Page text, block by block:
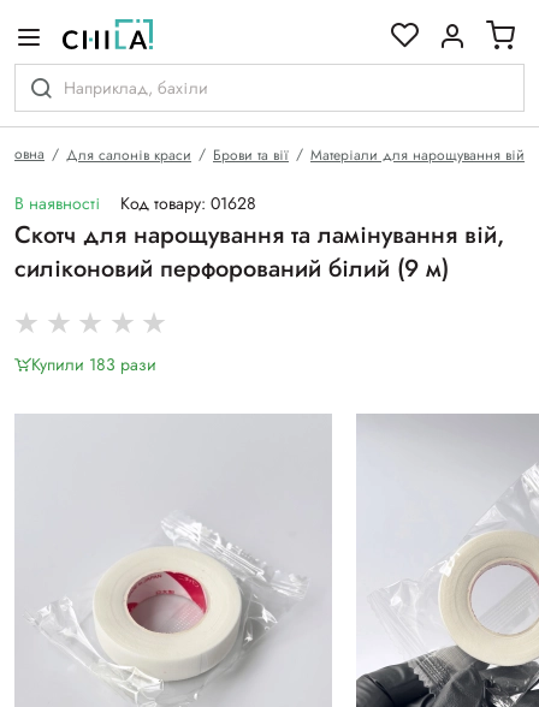
Для салонів краси Брови та вії Матеріали для нарощування вій
В наявності Код товару: 01628
Скотч для нарощування та ламінування вій,
силіконовий перфорований білий (9 м)
Купили 183 рази
гамі